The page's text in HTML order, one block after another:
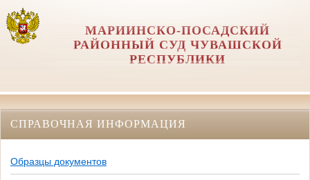
МАРИИНСКО-ПОСАДСКИЙ
РАЙОННЫЙ СУД ЧУВАШСКОЙ
РЕСПУБЛИКИ
СПРАВОЧНАЯ ИНФОРМАЦИЯ
Образцы документов